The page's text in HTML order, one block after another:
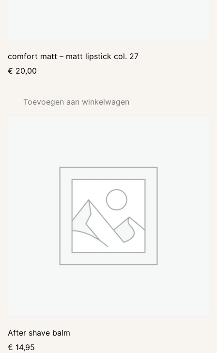
comfort matt – matt lipstick col. 27
€ 20,00
Toevoegen aan winkelwagen
After shave balm
€ 14,95